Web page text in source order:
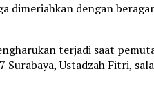
dimeriahkan dengan
terjadi saat
Surabaya, Ustadzah Fitri,